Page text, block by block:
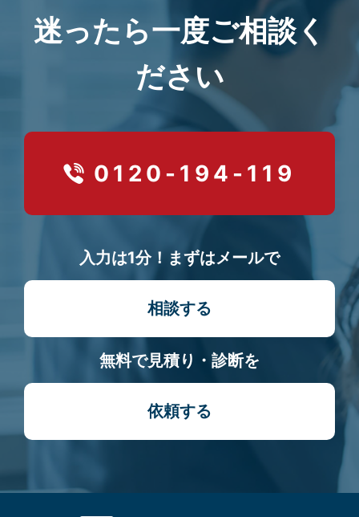
迷ったら一度ご相談く
ださい
0120-194-119
入力は1分！まずはメールで
相談する
無料で見積り・診断を
依頼する